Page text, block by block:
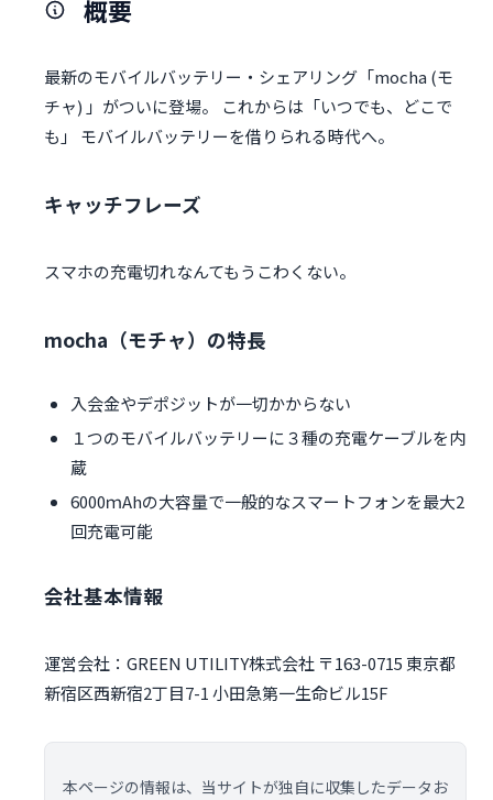
概要
最新のモバイルバッテリー・シェアリング「mocha (モ
チャ) 」がついに登場。 これからは「いつでも、どこで
も」 モバイルバッテリーを借りられる時代へ。
キャッチフレーズ
スマホの充電切れなんてもうこわくない。
mocha（モチャ）の特長
入会金やデポジットが一切かからない
１つのモバイルバッテリーに３種の充電ケーブルを内
蔵
6000ｍAhの大容量で一般的なスマートフォンを最大2
回充電可能
会社基本情報
運営会社：GREEN UTILITY株式会社 〒163-0715 東京都
新宿区西新宿2丁目7-1 小田急第一生命ビル15F
本ページの情報は、当サイトが独自に収集したデータお